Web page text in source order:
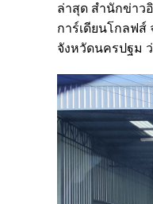
ล่าสุด สำนักข่าว
การ์เดียนโกลฟส์
จังหวัดนครปฐม